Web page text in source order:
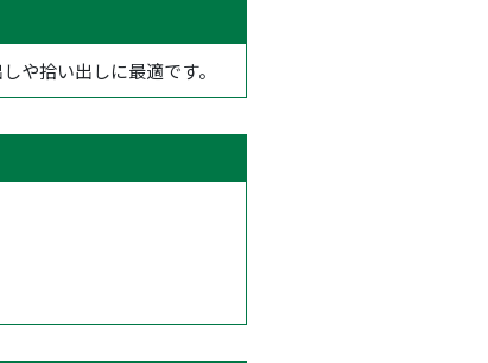
や拾い出しに最適です。